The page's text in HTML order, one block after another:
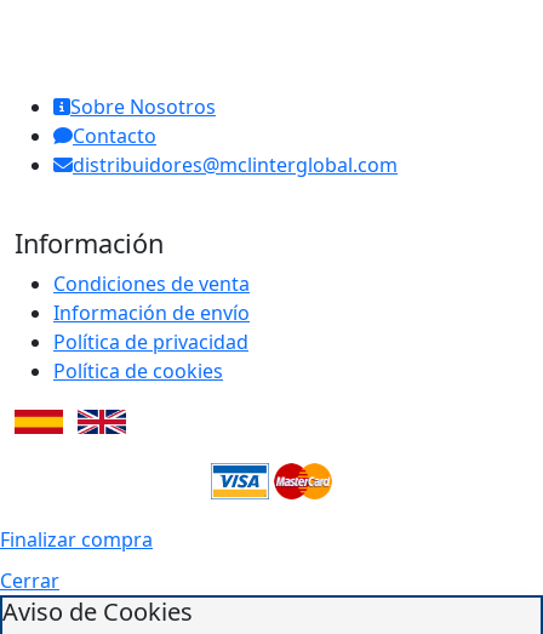
Sobre Nosotros
Contacto
distribuidores@mclinterglobal.com
Información
Condiciones de venta
Información de envío
Política de privacidad
Política de cookies
Finalizar compra
Cerrar
Aviso de Cookies